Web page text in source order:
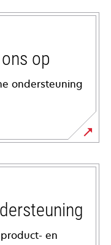
op
ondersteuning
en